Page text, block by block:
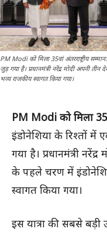
PM Modi को मिला 35वां अंतरराष्ट्रीय
जुड़ गया है। प्रधानमंत्री नरेंद्र मोदी अपनी
भव्य राजकीय स्वागत किया गया।
PM Modi को मिला
इंडोनेशिया के रिश्तों
गया है। प्रधानमंत्री
के पहले चरण में
स्वागत किया गया।
इस यात्रा की सबसे बड़ी